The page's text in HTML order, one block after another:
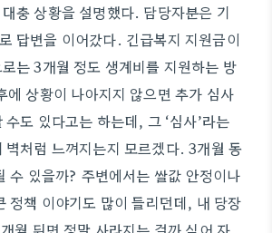
충 상황을 설명했다. 담당자분은 기
답변을 이어갔다. 긴급복지 지원금이
는 3개월 정도 생계비를 지원하는 방
에 상황이 나아지지 않으면 추가 심사
도 있다고는 하는데, 그 ‘심사’라는
벽처럼 느껴지는지 모르겠다. 3개월 동
수 있을까? 주변에서는 쌀값 안정이나
정책 이야기도 많이 들리던데, 내 당장